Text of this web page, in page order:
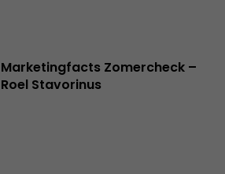
Marketingfacts Zomercheck –
Roel Stavorinus